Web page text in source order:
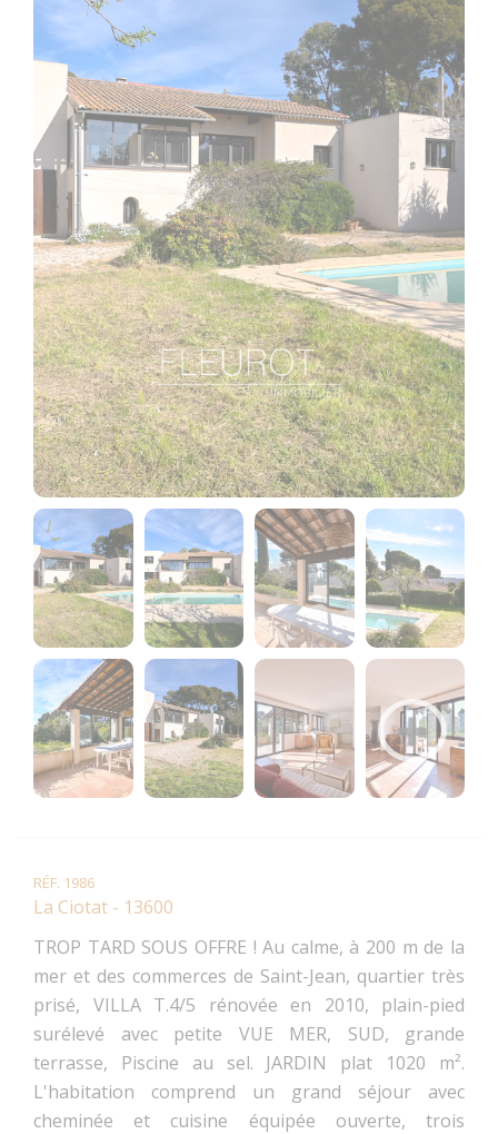
RÉF. 1986
La Ciotat - 13600
TROP TARD SOUS OFFRE ! Au calme, à 200 m de la
mer et des commerces de Saint-Jean, quartier très
prisé, VILLA T.4/5 rénovée en 2010, plain-pied
surélevé avec petite VUE MER, SUD, grande
terrasse, Piscine au sel. JARDIN plat 1020 m².
L'habitation comprend un grand séjour avec
cheminée et cuisine équipée ouverte, trois